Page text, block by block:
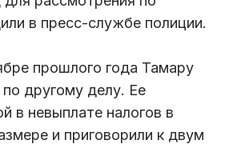
в пресс-службе полиции.
прошлого года Тамару
другому делу. Ее
в невыплате налогов в
и приговорили к двум